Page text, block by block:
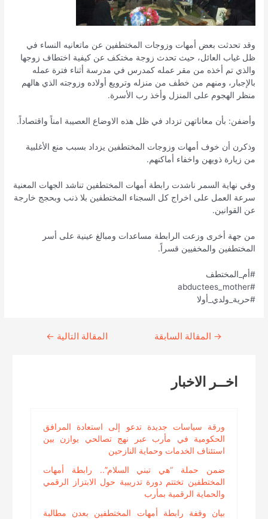
وقد تحدثت بعض أمهات وزوجات المختطفين عن ماتعانيه النساء في
ظل غياب العائل، حيث تحدث زوجة مختكف عن كيفية اختطاف زوجها
والذي تم أخذه من مقر عمله كمدرس في مدرسة أثناء فترة عمله
بالإجبار، ومنهم من خطف من منزله وترويع أولاده وزوجته الذي هالهم
منظر الهجوم على المنزل وأخذ رب الأسرة.
وأضفن: بأن معاناتهن تزداد في ظل هذه الاوضاع العصيبة امناً واقتصاداً.
وذكرن أن خوف أمهات وزوجات المختطفين يزداد بسبب منع الأغلبية
من زيارة ذويهن واخفاء أماكنهم.
وفي نهاية السمر ناشدت رابطة أمهات المختطفين تناشد الجهات المعنية
سرعة العمل على اخراج كل السجناء المختطفين بلا ذنب وبحجج خارجة
عن القوانين.
من جهة أخرى وزعت الرابطة مساعدات ومبالغ عينية على أسر
المختطفين والمخفيين قسراً.
#أم_المختطف
#abductees_mother
#حرية_ولدي_أولا
Continue
→ المقالة السابقة المقالة التالية ←
اخــر الاخبار
ورقة سياسات جديدة تدعو إلى استعادة المرافق
الحكومية في مأرب عبر نهج تصالحي يوازن بين
استئناف الخدمات وحماية النازحين
ضمن حملة “هي تبني السلام”.. رابطة أمهات
المختطفين تختتم دورة تدريبية حول الابتزاز الرقمي
والحماية الرقمية بمأرب
بيان وقفة رابطة أمهات المختطفين بعدن مطالبة